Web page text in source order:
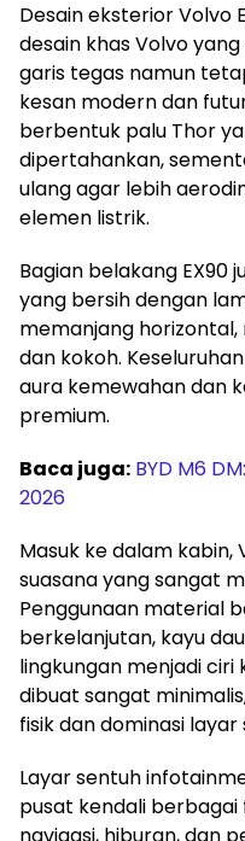
Desain eksterior Volvo
desain khas Volvo
garis tegas namun
kesan modern dan
berbentuk palu Thor
dipertahankan,
ulang agar lebih
elemen listrik.
Bagian belakang EX90
yang bersih dengan
memanjang
dan kokoh.
aura kemewahan dan
premium.
Baca juga: BYD M6
2026
Masuk ke dalam kabin,
suasana yang sangat
Penggunaan material
berkelanjutan, kayu
lingkungan menjadi ciri
dibuat sangat
fisik dan dominasi layar
Layar sentuh
pusat kendali